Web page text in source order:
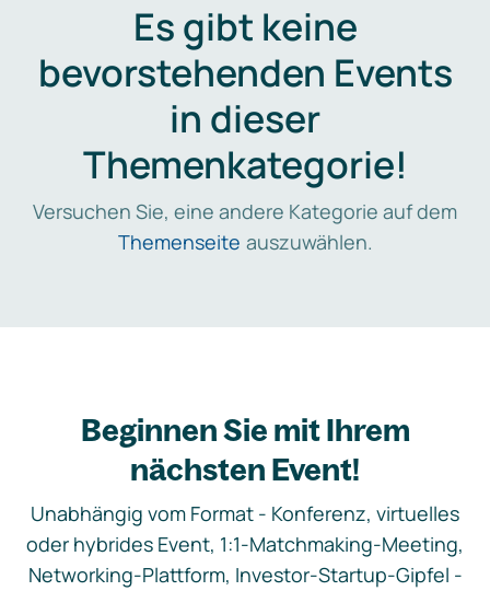
Es gibt keine
bevorstehenden Events
in dieser
Themenkategorie!
Versuchen Sie, eine andere Kategorie auf dem
Themenseite auszuwählen.
Beginnen Sie mit Ihrem
nächsten Event!
Unabhängig vom Format - Konferenz, virtuelles
oder hybrides Event, 1:1-Matchmaking-Meeting,
Networking-Plattform, Investor-Startup-Gipfel -